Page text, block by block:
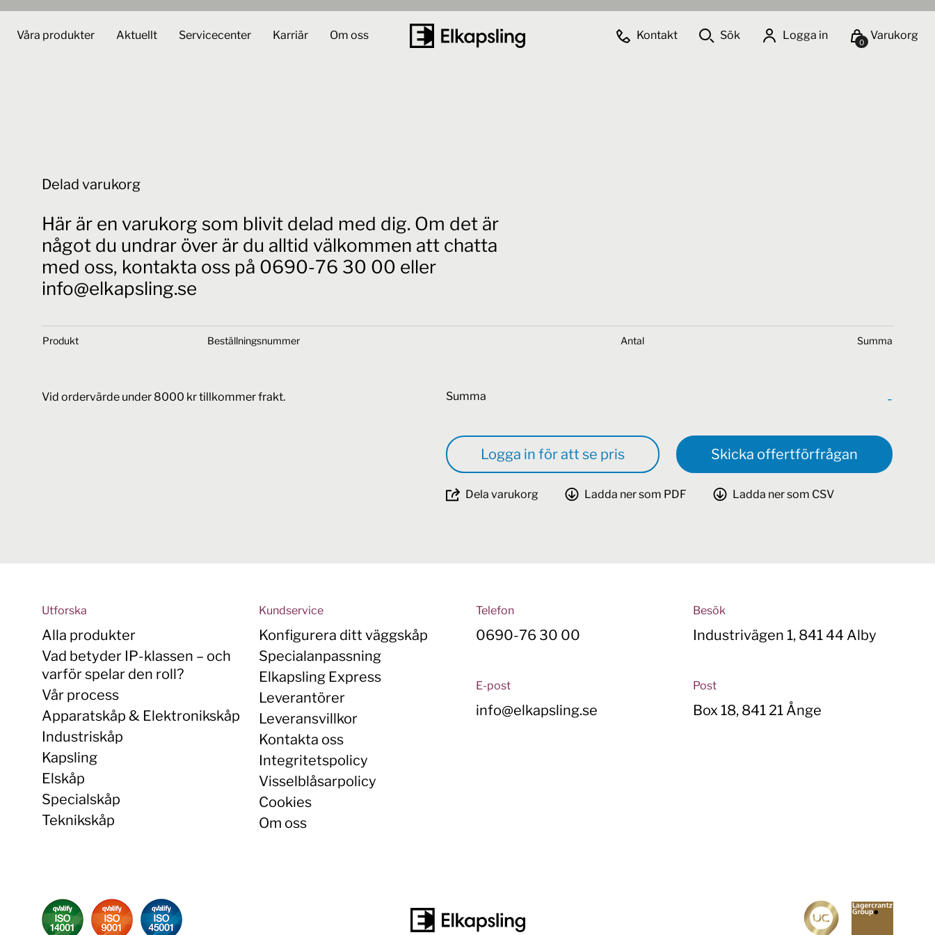
Våra produkter Aktuellt Servicecenter Karriär Om oss Kontakt Sök Logga in Varukorg
0
Delad varukorg
Här är en varukorg som blivit delad med dig. Om det är
något du undrar över är du alltid välkommen att chatta
med oss, kontakta oss på 0690-76 30 00 eller
info@elkapsling.se
Produkt Beställningsnummer Antal Summa
Vid ordervärde under 8000 kr tillkommer frakt. Summa -
Logga in för att se pris Skicka offertförfrågan
Dela varukorg Ladda ner som PDF Ladda ner som CSV
Utforska
Alla produkter
Vad betyder IP-klassen – och
varför spelar den roll?
Vår process
Apparatskåp & Elektronikskåp
Industriskåp
Kapsling
Elskåp
Specialskåp
Teknikskåp
Kundservice
Konfigurera ditt väggskåp
Specialanpassning
Elkapsling Express
Leverantörer
Leveransvillkor
Kontakta oss
Integritetspolicy
Visselblåsarpolicy
Cookies
Om oss
Telefon
0690-76 30 00
E-post
info@elkapsling.se
Besök
Industrivägen 1, 841 44 Alby
Post
Box 18, 841 21 Ånge